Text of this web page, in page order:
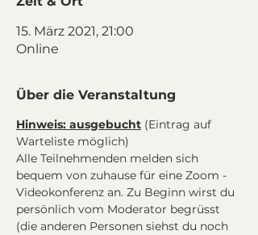
15. März 2021, 21:00
Online
Über die Veranstaltung
Hinweis: ausgebucht (Eintrag auf
Warteliste möglich)
Alle Teilnehmenden melden sich
bequem von zuhause für eine Zoom -
Videokonferenz an. Zu Beginn wirst du
persönlich vom Moderator begrüsst
(die anderen Personen siehst du noch